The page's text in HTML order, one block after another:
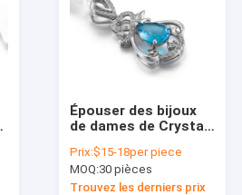
Épouser des bijoux
de dames de Crystal
Silver Chain Necklace
Womens de coeur
Prix:$15-18per piece
MOQ:30 pièces
Trouvez les derniers prix